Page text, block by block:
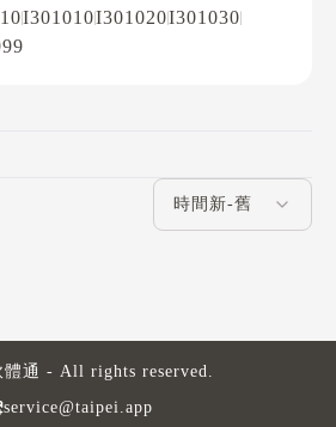
I301010I301020I301030
評論排序
service@taipei.app
通 - All rights reserved.